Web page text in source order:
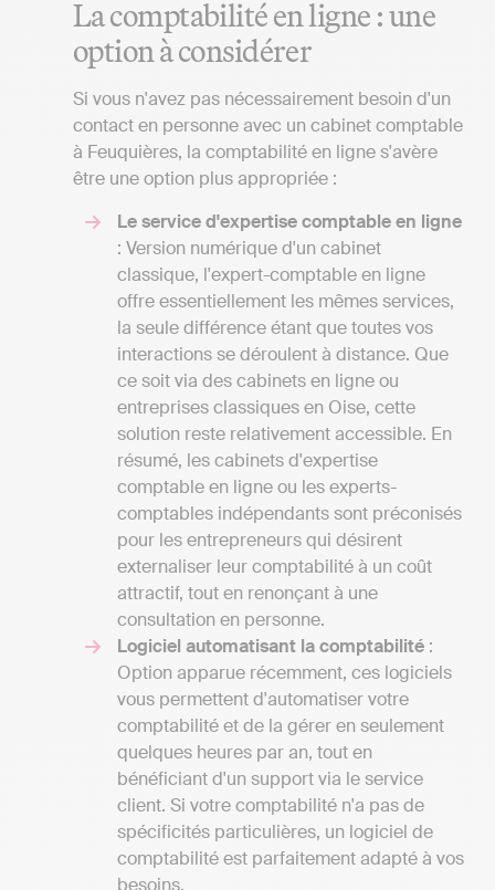
La comptabilité en ligne : une
option à considérer
Si vous n'avez pas nécessairement besoin d'un
contact en personne avec un cabinet comptable
à Feuquières, la comptabilité en ligne s'avère
être une option plus appropriée :
Le service d'expertise comptable en ligne
: Version numérique d'un cabinet
classique, l'expert-comptable en ligne
offre essentiellement les mêmes services,
la seule différence étant que toutes vos
interactions se déroulent à distance. Que
ce soit via des cabinets en ligne ou
entreprises classiques en Oise, cette
solution reste relativement accessible. En
résumé, les cabinets d'expertise
comptable en ligne ou les experts-
comptables indépendants sont préconisés
pour les entrepreneurs qui désirent
externaliser leur comptabilité à un coût
attractif, tout en renonçant à une
consultation en personne.
Logiciel automatisant la comptabilité :
Option apparue récemment, ces logiciels
vous permettent d'automatiser votre
comptabilité et de la gérer en seulement
quelques heures par an, tout en
bénéficiant d'un support via le service
client. Si votre comptabilité n'a pas de
spécificités particulières, un logiciel de
comptabilité est parfaitement adapté à vos
besoins.